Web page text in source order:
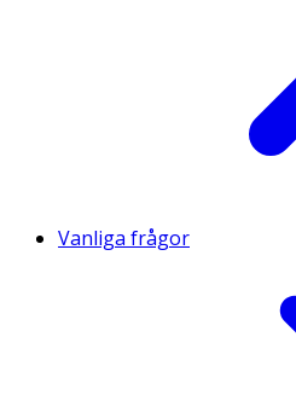
Vanliga frågor